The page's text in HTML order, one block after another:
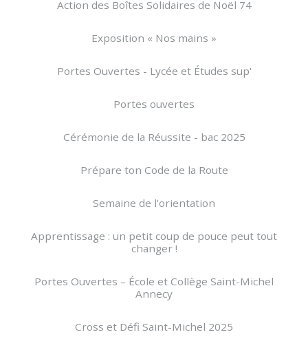
Action des Boîtes Solidaires de Noël 74
Exposition « Nos mains »
Portes Ouvertes - Lycée et Études sup'
Portes ouvertes
Cérémonie de la Réussite - bac 2025
Prépare ton Code de la Route
Semaine de l'orientation
Apprentissage : un petit coup de pouce peut tout
changer !
Portes Ouvertes – École et Collège Saint-Michel
Annecy
Cross et Défi Saint-Michel 2025